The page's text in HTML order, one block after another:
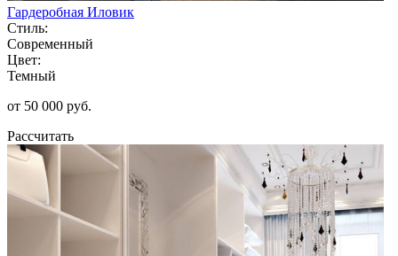
Гардеробная Иловик
Стиль:
Современный
Цвет:
Темный
от 50 000 руб.
Рассчитать